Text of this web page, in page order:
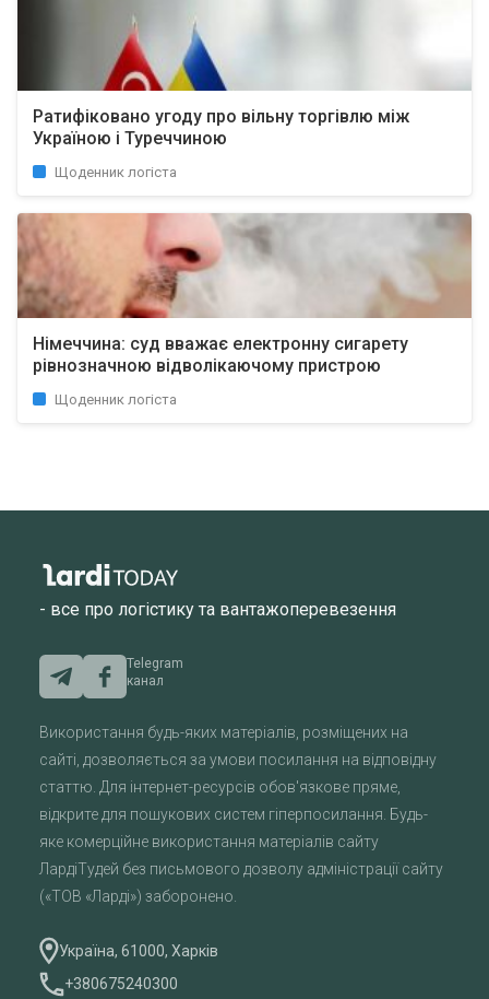
Ратифіковано угоду про вільну торгівлю між
Україною і Туреччиною
Щоденник логіста
Німеччина: суд вважає електронну сигарету
рівнозначною відволікаючому пристрою
Щоденник логіста
- все про логістику та вантажоперевезення
Telegram
канал
Використання будь-яких матеріалів, розміщених на
сайті, дозволяється за умови посилання на відповідну
статтю. Для інтернет-ресурсів обов'язкове пряме,
відкрите для пошукових систем гіперпосилання. Будь-
яке комерційне використання матеріалів сайту
ЛардіТудей без письмового дозволу адміністрації сайту
(«ТОВ «Ларді») заборонено.
Україна, 61000, Харків
+380675240300